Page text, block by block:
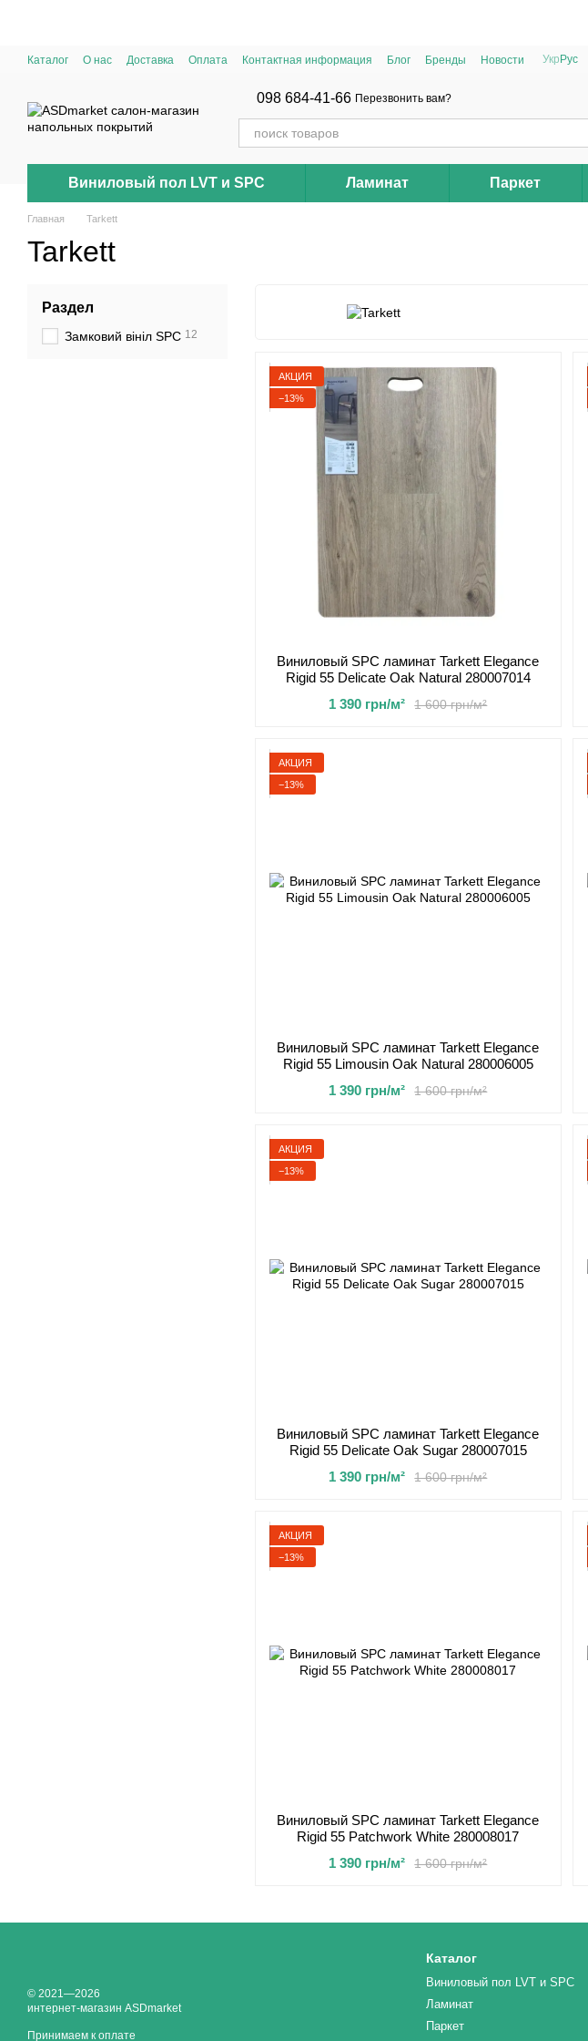
Каталог О нас Доставка Оплата Контактная информация Блог Бренды Новости Укр Рус
098 684-41-66 Перезвонить вам?
Виниловый пол LVT и SPC Ламинат Паркет
Главная Tarkett
Tarkett
АКЦИЯ
−13%
Виниловый SPC ламинат Tarkett Elegance
Rigid 55 Delicate Oak Natural 280007014
1 600 грн/м²
1 390 грн/м²
АКЦИЯ
−13%
Виниловый SPC ламинат Tarkett Elegance
Rigid 55 Limousin Oak Natural 280006005
1 600 грн/м²
1 390 грн/м²
АКЦИЯ
−13%
Виниловый SPC ламинат Tarkett Elegance
Rigid 55 Delicate Oak Sugar 280007015
1 600 грн/м²
1 390 грн/м²
АКЦИЯ
−13%
Виниловый SPC ламинат Tarkett Elegance
Rigid 55 Patchwork White 280008017
1 600 грн/м²
1 390 грн/м²
Раздел
Замковий вініл SPC 12
© 2021—2026
интернет-магазин ASDmarket
Принимаем к оплате
Каталог
Виниловый пол LVT и SPC
Ламинат
Паркет